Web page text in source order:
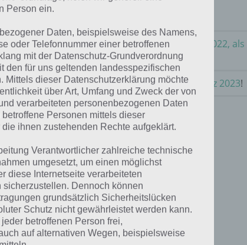
Schau mal, was vor einem Jahr, im März 2022,
1 Wort Lösungen zu Farbenfrohe Welt im März 2023!
Person ein.
Daten, beispielsweise des Namens,
oder Telefonnummer einer betroffenen
mit der Datenschutz-Grundverordnung
den für uns geltenden landesspezifischen
Mittels dieser Datenschutzerklärung möchte
über Art, Umfang und Zweck der von
verarbeiteten personenbezogenen Daten
Personen mittels dieser
ihnen zustehenden Rechte aufgeklärt.
Verantwortlicher zahlreiche technische
umgesetzt, um einen möglichst
diese Internetseite verarbeiteten
Dennoch können
grundsätzlich Sicherheitslücken
Schutz nicht gewährleistet werden kann.
betroffenen Person frei,
auf alternativen Wegen, beispielsweise